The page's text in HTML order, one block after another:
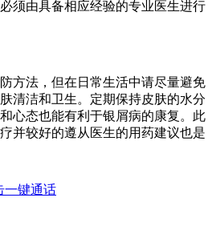
须由具备相应经验的专业医生进行
方法，但在日常生活中请尽量避免
清洁和卫生。定期保持皮肤的水分
心态也能有利于银屑病的康复。此
并较好的遵从医生的用药建议也是
一键通话